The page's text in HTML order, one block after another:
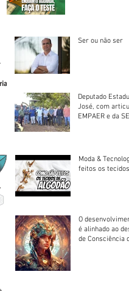
Ser ou não ser
Deputado
José, com
EMPAER e da
Moda &
feitos os
O
é alinhado ao
de Consciência